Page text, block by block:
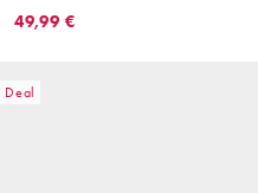
49,99 €
Deal